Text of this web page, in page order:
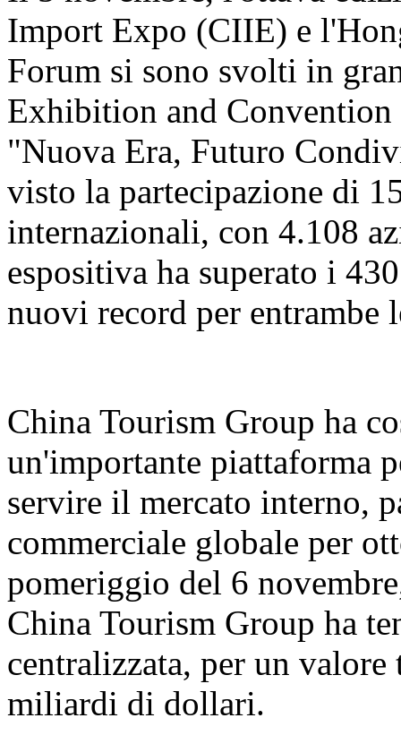
Import Expo (CIIE) e
Forum si sono svolti in
Exhibition and Convention
"Nuova Era, Futuro
visto la partecipazione di
internazionali, con 4.108
espositiva ha superato i
nuovi record per entrambe
China Tourism Group ha
un'importante piattaforma
servire il mercato interno,
commerciale globale per
pomeriggio del 6
China Tourism Group ha
centralizzata, per un
miliardi di dollari.